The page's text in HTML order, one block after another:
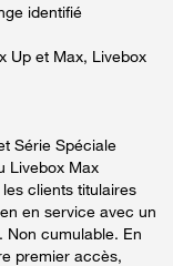
identifié
Up et Max, Livebox
Série Spéciale
Livebox Max
clients titulaires
en service avec un
Non cumulable. En
premier accès,